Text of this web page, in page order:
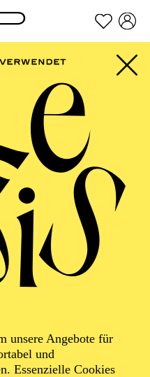
Footer springen
unsere Angebote für
und
Essenzielle Cookies